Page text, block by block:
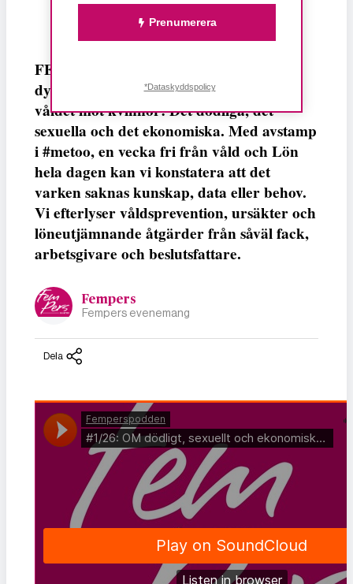
FEMPERSPODDEN: I årets första podd
dyker vi ner i det ständigt lika aktuella
våldet mot kvinnor: Det dödliga, det
sexuella och det ekonomiska. Med avstamp
i #metoo, en vecka fri från våld och Lön
hela dagen kan vi konstatera att det
varken saknas kunskap, data eller behov.
Vi efterlyser våldsprevention, ursäkter och
löneutjämnande åtgärder från såväl fack,
arbetsgivare och beslutsfattare.
Fempers
Fempers evenemang
Dela
Prenumerera
*Dataskyddspolicy